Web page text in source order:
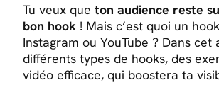
Tu veux que ton audience reste
bon hook ! Mais c’est quoi un
Instagram ou YouTube ? Dans
différents types de hooks, des
vidéo efficace, qui boostera ta